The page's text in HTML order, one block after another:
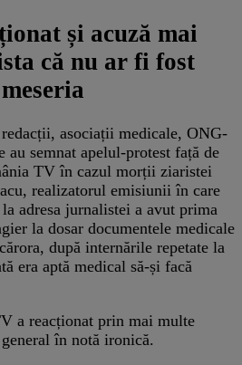
și acuză mai
că nu ar fi fost
asociații medicale, ONG-
semnat apelul-protest față de
TV în cazul morții ziaristei
realizatorul emisiunii în care
adresa jurnalistei a avut prima
la dosar documentele medicale
după internările repetate la
era aptă medical să-și facă
a reacționat prin mai multe
în notă ironică.